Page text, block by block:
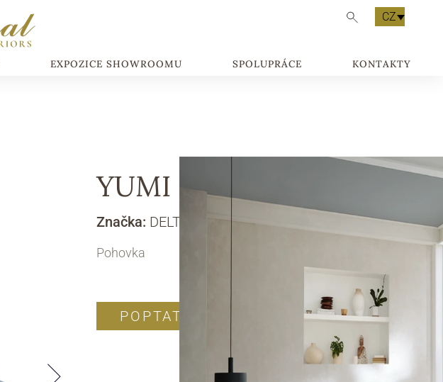
CZ
EXPOZICE SHOWROOMU SPOLUPRÁCE KONTAKTY
YUMI
Značka: DELTA SALOTTI
Pohovka
POPTAT PRODUKT